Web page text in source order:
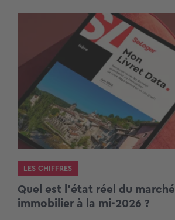
LES CHIFFRES
Quel est l’état réel du marché
immobilier à la mi-2026 ?